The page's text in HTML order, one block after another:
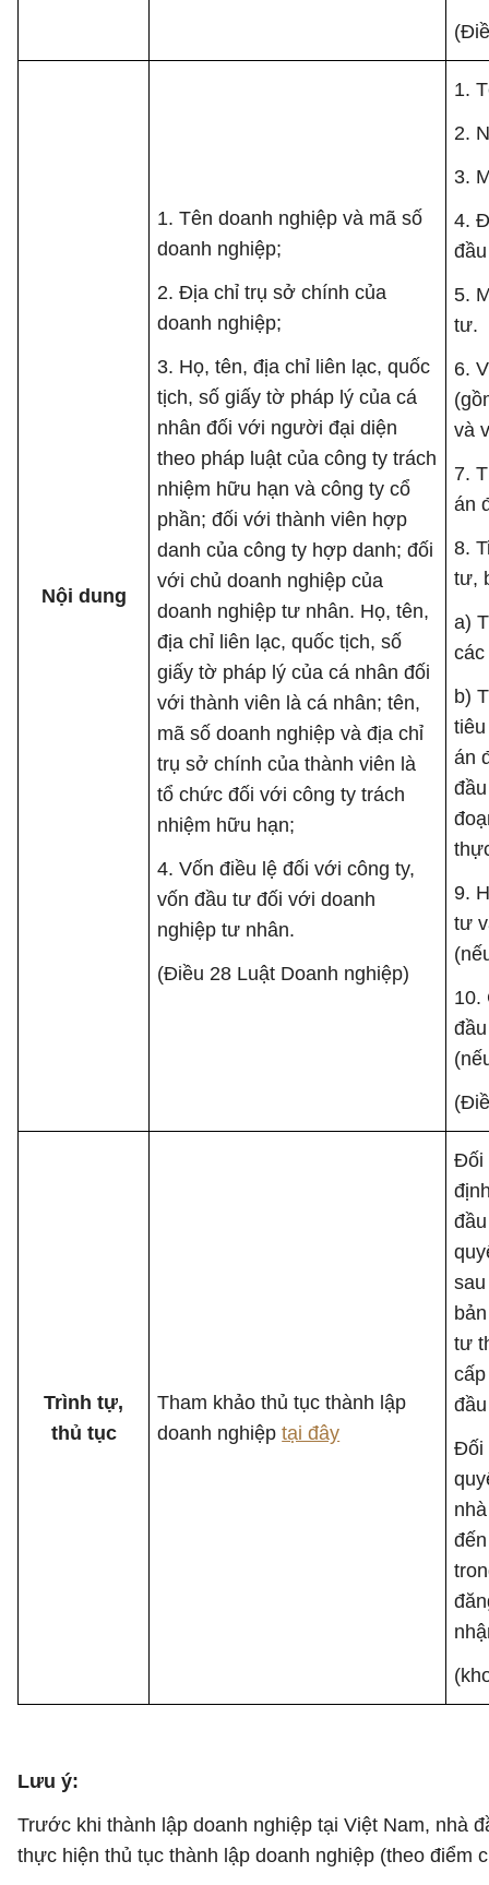
Nội dung
1. Tên doanh nghiệp và mã số
doanh nghiệp;
2. Địa chỉ trụ sở chính của
doanh nghiệp;
3. Họ, tên, địa chỉ liên lạc, quốc
tịch, số giấy tờ pháp lý của cá
nhân đối với người đại diện
theo pháp luật của công ty trách
nhiệm hữu hạn và công ty cổ
phần; đối với thành viên hợp
danh của công ty hợp danh; đối
với chủ doanh nghiệp của
doanh nghiệp tư nhân. Họ, tên,
địa chỉ liên lạc, quốc tịch, số
giấy tờ pháp lý của cá nhân đối
với thành viên là cá nhân; tên,
mã số doanh nghiệp và địa chỉ
trụ sở chính của thành viên là
tổ chức đối với công ty trách
nhiệm hữu hạn;
4. Vốn điều lệ đối với công ty,
vốn đầu tư đối với doanh
nghiệp tư nhân.
(Điều 28 Luật Doanh nghiệp)
1.
2.
3.
4.
5.
tư.
6.
và
7.
án
8.
tư,
a)
các
b)
án
9.
tư
10.
Trình tự,
thủ tục
Tham khảo thủ tục thành lập
doanh nghiệptại đây
Đối
tư
Đối
Lưu ý:
Trước khi thành lập doanh nghiệp tại Việt Nam, nhà
thực hiện thủ tục thành lập doanh nghiệp (theo